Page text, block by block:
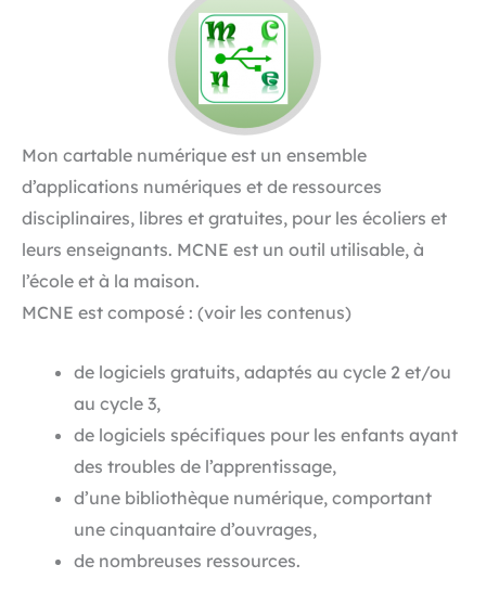
Mon cartable numérique est un ensemble
d’applications numériques et de ressources
disciplinaires, libres et gratuites, pour les écoliers et
leurs enseignants. MCNE est un outil utilisable, à
l’école et à la maison.
MCNE est composé : (voir les contenus)
de logiciels gratuits, adaptés au cycle 2 et/ou
au cycle 3,
de logiciels spécifiques pour les enfants ayant
des troubles de l’apprentissage,
d’une bibliothèque numérique, comportant
une cinquantaire d’ouvrages,
de nombreuses ressources.